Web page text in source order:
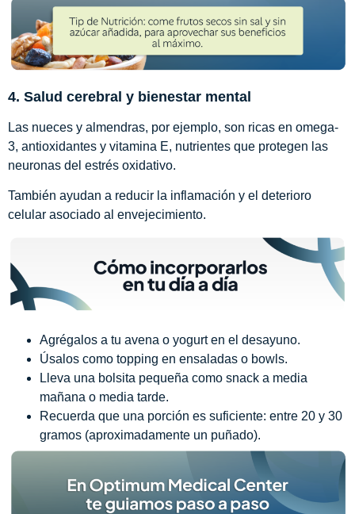
4. Salud cerebral y bienestar mental
Las nueces y almendras, por ejemplo, son ricas en omega-
3, antioxidantes y vitamina E, nutrientes que protegen las
neuronas del estrés oxidativo.
También ayudan a reducir la inflamación y el deterioro
celular asociado al envejecimiento.
Agrégalos a tu avena o yogurt en el desayuno.
Úsalos como topping en ensaladas o bowls.
Lleva una bolsita pequeña como snack a media
mañana o media tarde.
Recuerda que una porción es suficiente: entre 20 y 30
gramos (aproximadamente un puñado).